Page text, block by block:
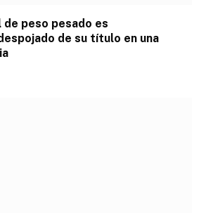
de peso pesado es
de su título en una